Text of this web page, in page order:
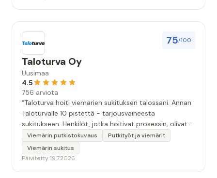
75/100
Taloturva Oy
Uusimaa
4.5
756 arviota
“Taloturva hoiti viemärien sukituksen talossani. Annan
Taloturvalle 10 pistettä - tarjousvaiheesta
sukitukseen. Henkilöt, jotka hoitivat prosessin, olivat
ammattitaitoisia ja miellyttäviä. Remontin jälkeen
saamani materiaali tehtävän suorittamisesta oli
kiitettävän arvoista. Voin suositella.”
Viemärin putkistokuvaus
Putkityöt ja viemärit
Viemärin sukitus
Päivitetty 19.7.2026